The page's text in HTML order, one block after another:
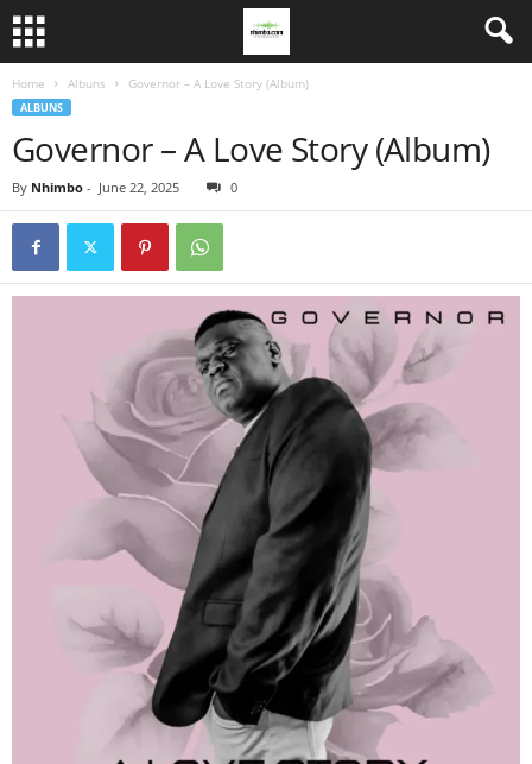
Home Albuns Governor – A Love Story (Album)
ALBUNS
Governor – A Love Story (Album)
By Nhimbo - June 22, 2025 0